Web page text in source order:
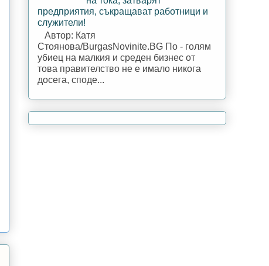
предприятия, съкращават работници и
служители!
Автор: Катя
Стоянова/BurgasNovinite.BG По - голям
убиец на малкия и среден бизнес от
това правителство не е имало никога
досега, споде...